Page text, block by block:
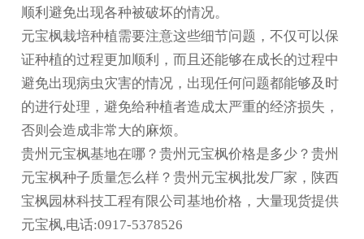
顺利避免出现各种被破坏的情况。
元宝枫栽培种植需要注意这些细节问题，不仅可以保
证种植的过程更加顺利，而且还能够在成长的过程中
避免出现病虫灾害的情况，出现任何问题都能够及时
的进行处理，避免给种植者造成太严重的经济损失，
否则会造成非常大的麻烦。
贵州元宝枫基地在哪？贵州元宝枫价格是多少？贵州
元宝枫种子质量怎么样？贵州元宝枫批发厂家，陕西
宝枫园林科技工程有限公司基地价格，大量现货提供
元宝枫,电话:0917-5378526